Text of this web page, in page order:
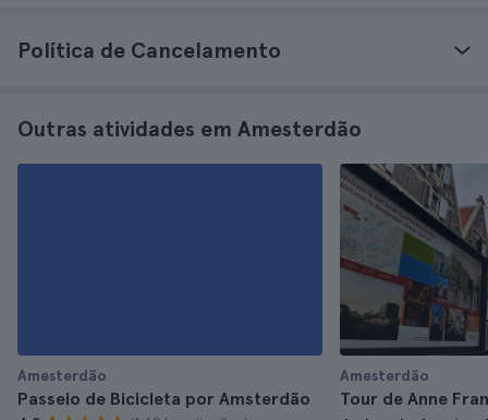
Política de Cancelamento
Outras atividades em Amesterdão
Amesterdão
Passeio de Bicicleta por Amsterdão
Amesterdão
Tour de Anne